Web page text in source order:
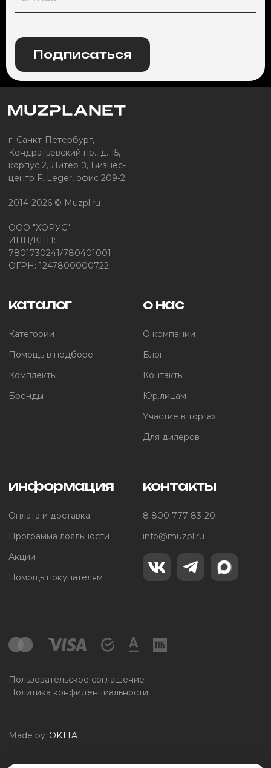
Подписаться
г. Санкт-Петербург,
Кондратьевский пр., д. 15,
корпус 2, Литер З, Бизнес-
центр F. Leger, офис 209-2
2014-2026 © Muzpl.ru
ООО "ХОРУС"
ИНН/КПП:
7801730241/780401001
ОГРН: 1247800000722
каталог
Категории
Помощь в подборе
Комплекты
Бренды
о нас
О компании
Блог
Контакты
Юр.лицам
Участие в торгах
Для дилеров
информация
Оплата и доставка
Программа лояльности
Акции
Помощь покупателям
контакты
8 800 777-83-20
info@muzpl.ru
Пользовательское соглашение
Политика конфиденциальности
Made by OKTTA